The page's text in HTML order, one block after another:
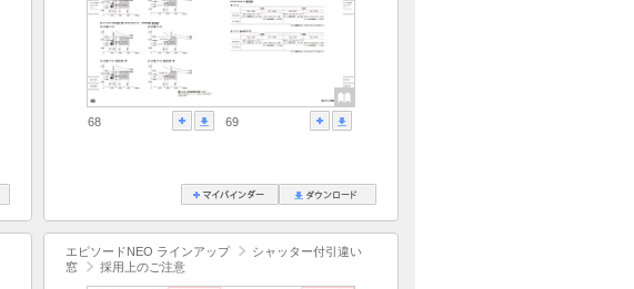
68 69
エピソードNEO ラインアップ
シャッター付引違い
窓
採用上のご注意